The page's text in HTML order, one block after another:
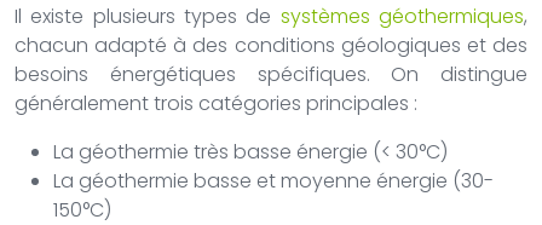
Il existe plusieurs types de systèmes géothermiques,
chacun adapté à des conditions géologiques et des
besoins énergétiques spécifiques. On distingue
généralement trois catégories principales :
La géothermie très basse énergie (< 30°C)
La géothermie basse et moyenne énergie (30-
150°C)